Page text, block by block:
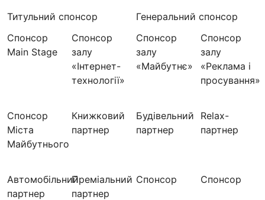
Титульний спонсор
Генеральний спонсор
Спонсор
Main Stage
Спонсор
залу
«Інтернет-
технології»
Спонсор
залу
«Майбутнє»
Спонсор
залу
«Реклама і
просування»
Спонсор
Міста
Майбутнього
Книжковий
партнер
Будівельний
партнер
Relax-
партнер
Автомобільний
партнер
Преміальний
партнер
Спонсор Спонсор